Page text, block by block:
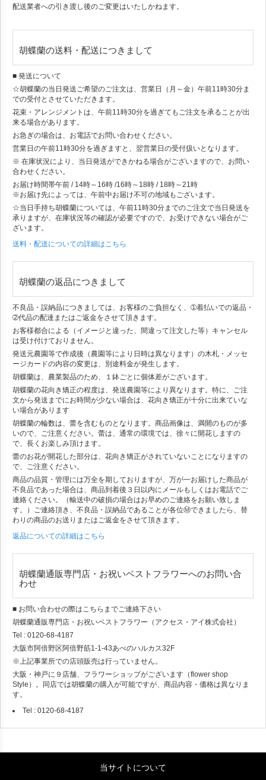
配送業者への引き渡し後のご変更はいたしかねます。
胡蝶蘭の送料・配送につきまして
■ 発送について
☆胡蝶蘭の当日発送ご希望のご注文は、営業日（月～金）午前11時30分ま
での受付とさせていただきます。
花束・アレンジメントは、午前11時30分を過ぎてもご注文を承ることが出
来る場合があります。
お急ぎの場合は、お電話でお問い合わせください。
営業日の午前11時30分を過ぎますと、翌営業日の受付扱いとなります。
※ 在庫状況により、当日発送ができかねる場合がございますので、お問い
合わせください。
お届け時間帯午前 / 14時～16時 /16時～18時 / 18時～21時
※お届け先によっては、午前中お届け不可の地域もございます。
☆当日手持ち胡蝶蘭については、午前11時30分までのご注文で当日発送を
承りますが、在庫状況等の確認が必要ですので、お受けできない場合がご
ざいます。
送料・配送についての詳細はこちら
胡蝶蘭の返品につきまして
不良品・誤納品につきましては、お客様のご負担なく、➀着払いでの返品・
➁代品の配達またはご返金をさせて頂きます。
お客様都合による（イメージと違った、間違って注文した等）キャンセル
は受け付けておりません。
発送元農園等で作成後（農園等により日時は異なります）の木札・メッセ
ージカードの内容の変更は、別途料金が発生します。
胡蝶蘭は、農業製品のため、１鉢ごとに個体差がございます。
胡蝶蘭の花向き矯正の程度は、発送農園等により異なります。特に、ご注
文から発送までにお時間が少ない場合は、花向き矯正が十分に出来ていな
い場合があります
胡蝶蘭の輪数は、蕾を含むものとなります。商品画像は、満開のものが多
いので、ご注意ください。蕾は、通常の環境では、徐々に開花しますの
で、長くお楽しみ頂けます。
蕾のお花が開花した部分は、花向き矯正がされていないことになりますの
で、ご注意ください。
商品の品質・管理には万全を期しておりますが、万が一お届けした商品が
不良品であった場合は、商品到着後３日以内にメールもしくはお電話でご
連絡ください。（輸送中の破損の場合はお早めのご連絡をお願い致しま
す。）ご連絡頂き、不良品・誤納品であることが各位Ⓜできましたら、替
わりの商品のお送りまたはご返金をさせて頂きます。
返品についての詳細はこちら
胡蝶蘭通販専門店・お祝いベストフラワーへのお問い合
わせ
■ お問い合わせの際はこちらまでご連絡下さい
胡蝶蘭通販専門店・お祝いベストフラワー（アクセス・アイ株式会社）
Tel : 0120-68-4187
大阪市阿倍野区阿倍野筋1-1-43あべのハルカス32F
※上記事業所での店頭販売は行っていません。
大阪・神戸に９店舗、フラワーショップがございます（flower shop
Style）。同店では胡蝶蘭の購入が可能ですが、商品内容・価格は異なりま
す。
Tel : 0120-68-4187
当サイトについて